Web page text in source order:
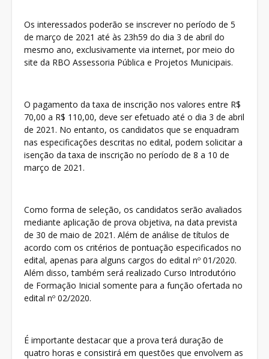
Os interessados poderão se inscrever no período de 5
de março de 2021 até às 23h59 do dia 3 de abril do
mesmo ano, exclusivamente via internet, por meio do
site da RBO Assessoria Pública e Projetos Municipais.
O pagamento da taxa de inscrição nos valores entre R$
70,00 a R$ 110,00, deve ser efetuado até o dia 3 de abril
de 2021. No entanto, os candidatos que se enquadram
nas especificações descritas no edital, podem solicitar a
isenção da taxa de inscrição no período de 8 a 10 de
março de 2021.
Como forma de seleção, os candidatos serão avaliados
mediante aplicação de prova objetiva, na data prevista
de 30 de maio de 2021. Além de análise de títulos de
acordo com os critérios de pontuação especificados no
edital, apenas para alguns cargos do edital nº 01/2020.
Além disso, também será realizado Curso Introdutório
de Formação Inicial somente para a função ofertada no
edital nº 02/2020.
É importante destacar que a prova terá duração de
quatro horas e consistirá em questões que envolvem as